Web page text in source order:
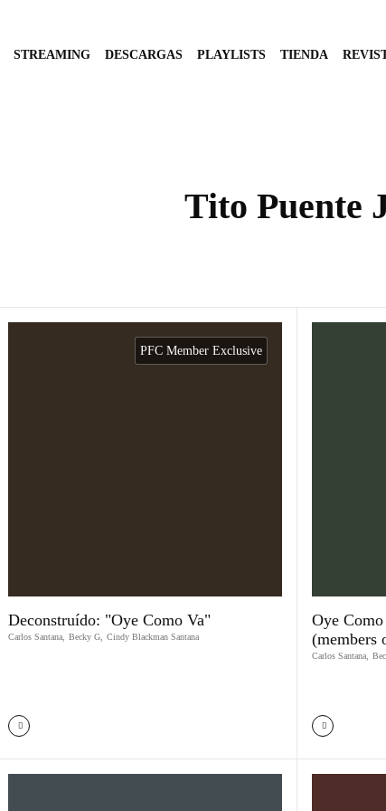
STREAMING DESCARGAS PLAYLISTS TIENDA
Tito Puente
PFC Member Exclusive
Deconstruído: "Oye Como Va"
Carlos Santana Becky G Cindy Blackman Santana
Oye
(members
Carlos Santana